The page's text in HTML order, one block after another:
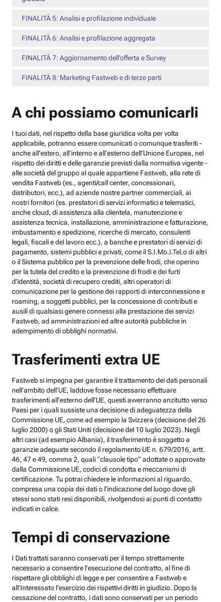
FINALITÀ 5: Analisi e profilazione individuale
FINALITÀ 6: Analisi e profilazione aggregata
FINALITÀ 7: Aggiornamento dell’offerta e Survey
FINALITÀ 8: Marketing Fastweb e di terze parti
A chi possiamo comunicarli
I tuoi dati, nel rispetto della base giuridica volta per volta
applicabile, potranno essere comunicati o comunque trasferiti -
anche all’estero, all’interno e all’esterno dell’Unione Europea, nel
rispetto dei diritti e delle garanzie previsti dalla normativa vigente -
alle società del gruppo al quale appartiene Fastweb, alla rete di
vendita Fastweb (es., agenti/call center, concessionari,
distributori, ecc.), ad aziende nostre partner commerciali, ai
nostri fornitori (es. prestatori di servizi informatici e telematici,
anche cloud, di assistenza alla clientela, manutenzione e
assistenza tecnica, installazione, amministrazione e fatturazione,
imbustamento e spedizione, ricerche di mercato, consulenti
legali, fiscali e del lavoro ecc.), a banche e prestatori di servizi di
pagamento, sistemi pubblici e privati, come il S.I.Mo.I.Tel.o di altri
o il Sistema pubblico per la prevenzione delle frodi, che operino
per la tutela del credito e la prevenzione di frodi e dei furti
d’identità, società di recupero crediti, altri operatori di
comunicazione per la gestione dei rapporti di interconnessione e
roaming, a soggetti pubblici, per la concessione di contributi e
ausili di qualsiasi genere connessi alla prestazione dei servizi
Fastweb, ad amministrazioni ed altre autorità pubbliche in
adempimento di obblighi normativi.
Trasferimenti extra UE
Fastweb si impegna per garantire il trattamento dei dati personali
nell’ambito dell’UE, laddove fosse necessario effettuare
trasferimenti all’esterno dell’UE, questi avverranno anzitutto verso
Paesi per i quali sussiste una decisione di adeguatezza della
Commissione UE, come ad esempio la Svizzera (decisione del 26
luglio 2000) o gli Stati Uniti (decisione del 10 luglio 2023). Negli
altri casi (ad esempio Albania), il trasferimento è soggetto a
garanzie adeguate secondo il regolamento UE n. 679/2016, artt.
46, 47 e 49, comma 2, quali “clausole tipo” adottate o approvate
dalla Commissione UE, codici di condotta e meccanismi di
certificazione. Tu potrai chiedere le informazioni al riguardo,
compresa una copia dei dati o l’indicazione del luogo dove gli
stessi sono stati resi disponibili, rivolgendosi ai punti di contatto
indicati in calce.
Tempi di conservazione
I Dati trattati saranno conservati per il tempo strettamente
necessario a consentire l’esecuzione del contratto, al fine di
rispettare gli obblighi di legge e per consentire a Fastweb e
all’Interessato l’esercizio dei rispettivi diritti in giudizio. Dopo la
cessazione del contratto, i dati sono conservati per un periodo